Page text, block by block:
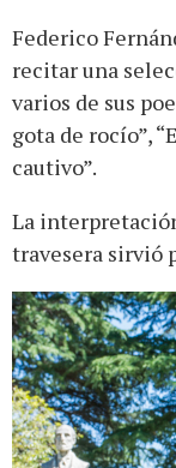
Federico
recitar una
varios de sus
gota de rocío”,
cautivo”.
La
travesera sirvió